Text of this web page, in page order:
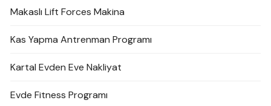
Makaslı Lift Forces Makina
Kas Yapma Antrenman Programı
Kartal Evden Eve Nakliyat
Evde Fitness Programı